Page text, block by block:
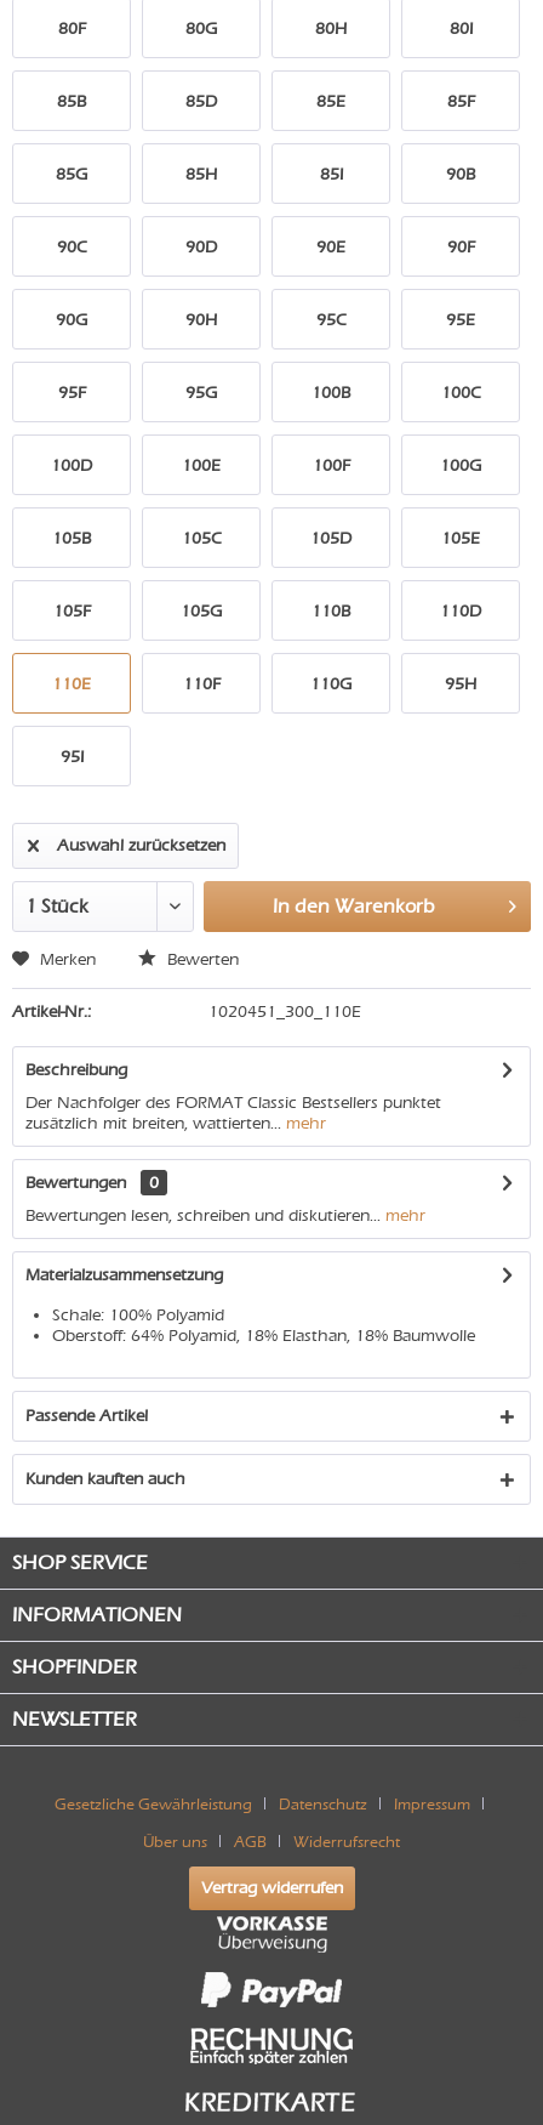
80F 80G 80H 80I
85B 85D 85E 85F
85G 85H 85I 90B
90C 90D 90E 90F
90G 90H 95C 95E
95F 95G 100B 100C
100D 100E 100F 100G
105B 105C 105D 105E
105F 105G 110B 110D
110E 110F 110G 95H
95I
Auswahl zurücksetzen
In den Warenkorb
Merken Bewerten
Artikel-Nr.: 1020451_300_110E
Beschreibung
Der Nachfolger des FORMAT Classic Bestsellers punktet
zusätzlich mit breiten, wattierten... mehr
Bewertungen
0
Bewertungen lesen, schreiben und diskutieren... mehr
Materialzusammensetzung
Schale: 100% Polyamid
Oberstoff: 64% Polyamid, 18% Elasthan, 18% Baumwolle
Passende Artikel
Kunden kauften auch
SHOP SERVICE
INFORMATIONEN
SHOPFINDER
NEWSLETTER
Gesetzliche Gewährleistung Datenschutz Impressum
Über uns AGB Widerrufsrecht
Vertrag widerrufen